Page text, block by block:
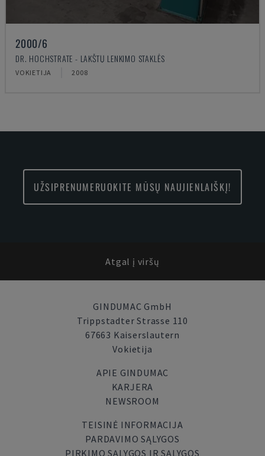
2000/6
DR. HOCHSTRATE - LAKŠTŲ LENKIMO STAKLĖS
VOKIETIJA 2008
UŽSIPRENUMERUOKITE MŪSŲ NAUJIENLAIŠKĮ!
Atgal į viršų
GINDUMAC GmbH
Trippstadter Strasse 110
67663 Kaiserslautern
Vokietija
APIE GINDUMAC
KARJERA
NEWSROOM
TEISINĖ INFORMACIJA
PARDAVIMO SĄLYGOS
PIRKIMO SĄLYGOS IR SĄLYGOS